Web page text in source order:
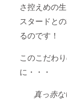
さ控えめの
スタードと
るのです！
このこだわ
に・・・
真っ赤